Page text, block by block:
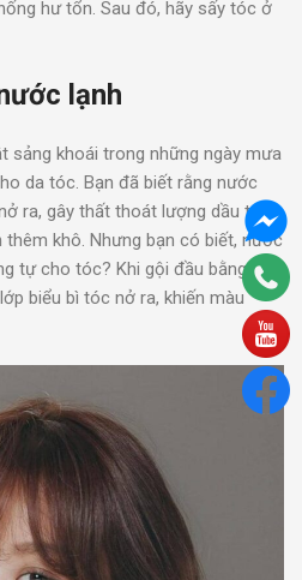
hư tổn. Sau đó, hãy sấy tóc ở
lạnh
sảng khoái trong những ngày mưa
da tóc. Bạn đã biết rằng nước
ra, gây thất thoát lượng dầu tự
thêm khô. Nhưng bạn có biết, nước
tự cho tóc? Khi gội đầu bằng
biểu bì tóc nở ra, khiến màu